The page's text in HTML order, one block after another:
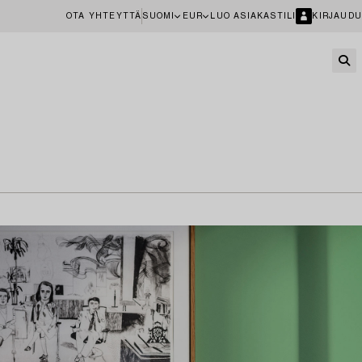
OTA YHTEYTTÄ SUOMI EUR LUO ASIAKASTILI KIRJAUDU